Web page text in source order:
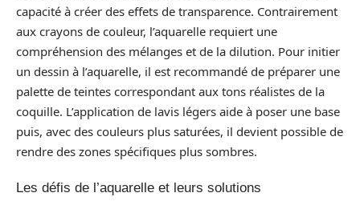
capacité à créer des effets de transparence. Contrairement
aux crayons de couleur, l’aquarelle requiert une
compréhension des mélanges et de la dilution. Pour initier
un dessin à l’aquarelle, il est recommandé de préparer une
palette de teintes correspondant aux tons réalistes de la
coquille. L’application de lavis légers aide à poser une base
puis, avec des couleurs plus saturées, il devient possible de
rendre des zones spécifiques plus sombres.
Les défis de l’aquarelle et leurs solutions